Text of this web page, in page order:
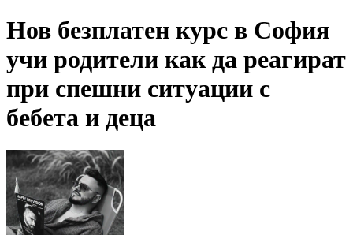
Нов безплатен курс в София
учи родители как да реагират
при спешни ситуации с
бебета и деца